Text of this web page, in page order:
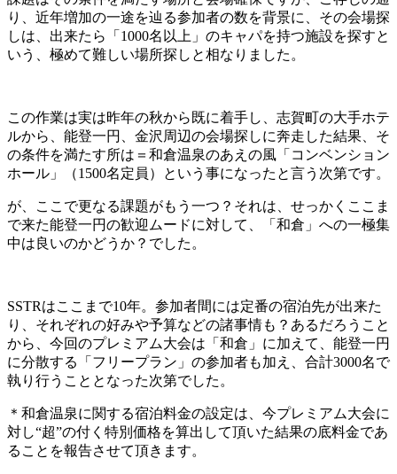
り、近年増加の一途を辿る参加者の数を背景に、その会場探
しは、出来たら「1000名以上」のキャパを持つ施設を探すと
いう、極めて難しい場所探しと相なりました。
この作業は実は昨年の秋から既に着手し、志賀町の大手ホテ
ルから、能登一円、金沢周辺の会場探しに奔走した結果、そ
の条件を満たす所は＝和倉温泉のあえの風「コンベンション
ホール」（1500名定員）という事になったと言う次第です。
が、ここで更なる課題がもう一つ？それは、せっかくここま
で来た能登一円の歓迎ムードに対して、「和倉」への一極集
中は良いのかどうか？でした。
SSTRはここまで10年。参加者間には定番の宿泊先が出来た
り、それぞれの好みや予算などの諸事情も？あるだろうこと
から、今回のプレミアム大会は「和倉」に加えて、能登一円
に分散する「フリープラン」の参加者も加え、合計3000名で
執り行うこととなった次第でした。
＊和倉温泉に関する宿泊料金の設定は、今プレミアム大会に
対し“超”の付く特別価格を算出して頂いた結果の底料金であ
ることを報告させて頂きます。